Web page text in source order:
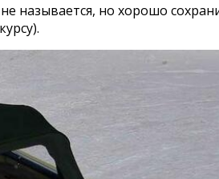
называется, но хорошо